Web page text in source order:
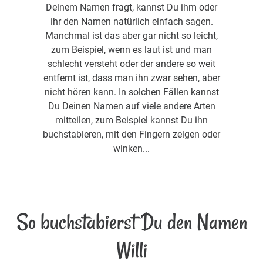
Deinem Namen fragt, kannst Du ihm oder
ihr den Namen natürlich einfach sagen.
Manchmal ist das aber gar nicht so leicht,
zum Beispiel, wenn es laut ist und man
schlecht versteht oder der andere so weit
entfernt ist, dass man ihn zwar sehen, aber
nicht hören kann. In solchen Fällen kannst
Du Deinen Namen auf viele andere Arten
mitteilen, zum Beispiel kannst Du ihn
buchstabieren, mit den Fingern zeigen oder
winken...
So buchstabierst Du den Namen
Willi